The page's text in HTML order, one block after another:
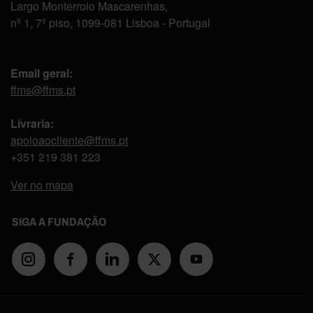
Largo Monterroio Mascarenhas,
nº 1, 7º piso, 1099-081 Lisboa - Portugal
Email geral:
ffms@ffms.pt
Livraria:
apoioaocliente@ffms.pt
+351 219 381 223
Ver no mapa
SIGA A FUNDAÇÃO